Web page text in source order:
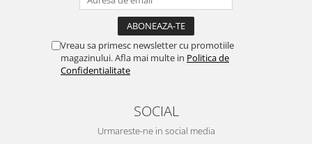
Rame adaptoare Dacia
Rame adaptoare Audi
Rame adaptoare BMW
Rame adaptoare Renault
Vreau sa primesc newsletter cu promotiile
magazinului. Afla mai multe in Politica de
Confidentialitate
SOCIAL
Urmareste-ne in social media